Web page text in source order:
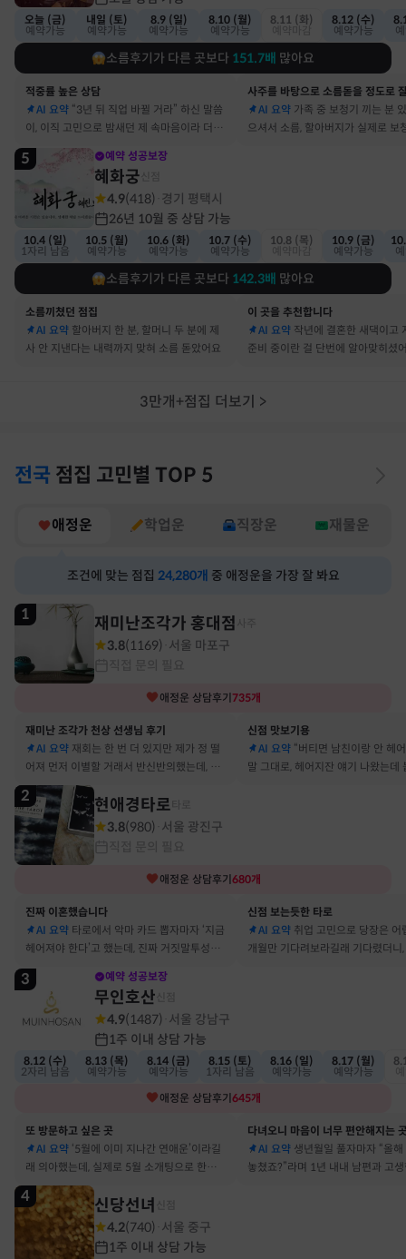
오늘 (금)
예약가능
내일 (토)
예약가능
8.9 (일)
예약가능
8.10 (월)
예약가능
8.11 (화)
8.12 (수)
예약가능
소름후기가 다른 곳보다 151.7배 많아요
적중률 높은 상담
AI 요약 “3년 뒤 직업 바뀔 거라” 하신 말씀
이, 이직 고민으로 밤새던 제 속마음이라 더 신
기했어요
AI 요약 가족 중 보청기 끼는 분
으셔서 소름, 할아버지가 실제로 보
5 예약 성공보장
혜화궁
4.9(418) 경기 평택시
26년 10월 중 상담 가능
10.4 (일)
1자리 남음
10.5 (월)
예약가능
10.6 (화)
예약가능
10.7 (수)
예약가능
10.8 (목)
10.9 (금)
예약가능
소름후기가 다른 곳보다 142.3배 많아요
소름끼쳤던 점집
AI 요약 할아버지 한 분, 할머니 두 분에 제
사 안 지낸다는 내력까지 맞혀 소름 돋았어요
이 곳을 추천합니다
AI 요약 작년에 결혼한 새댁이고
준비 중이란 걸 단번에 알아맞히셨
3만개+점집 더보기 >
전국 점집 고민별 TOP 5
애정운 학업운 직장운 재물운
조건에 맞는 점집 24,280개 중 애정운을 가장 잘 봐요
1 재미난조각가 홍대점
3.8(1169) 서울 마포구
애정운 상담후기 735개
재미난 조각가 천상 선생님 후기
AI 요약 재회는 한 번 더 있지만 제가 정 떨
어져 먼저 이별할 거래서 반신반의했는데, 정
말 재회 후 제가 먼저 헤어지자고 했어요
신점 맛보기용
AI 요약 “버티면 남친이랑 안 헤
말 그대로, 헤어지잔 얘기 나왔는데
2 현애경타로
3.8(980) 서울 광진구
애정운 상담후기 680개
진짜 이혼했습니다
AI 요약 타로에서 악마 카드 뽑자마자 ‘지금
헤어져야 한다’고 했는데, 진짜 거짓말투성이
결혼 생활 끝에 이혼 숙고 중이에요
신점 보는듯한 타로
AI 요약 취업 고민으로 당장은 어
개월만 기다려보라길래 기다렸더니
3 예약 성공보장
무인호산
4.9(1487) 서울 강남구
1주 이내 상담 가능
8.12 (수)
2자리 남음
8.13 (목)
예약가능
8.14 (금)
예약가능
8.15 (토)
1자리 남음
8.16 (일)
예약가능
8.17 (월)
예약가능
애정운 상담후기 645개
또 방문하고 싶은 곳
AI 요약 ‘5월에 이미 지나간 연애운’이라길
래 의아했는데, 실제로 5월 소개팅으로 한참
고민했던 사람이 있었어요
다녀오니 마음이 너무 편안해지는
AI 요약 생년월일 풀자마자 “올
놓쳤죠?”라며 1년 내내 남편과 고
4 신당선녀
4.2(740) 서울 중구
1주 이내 상담 가능